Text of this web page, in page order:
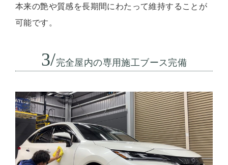
本来の艶や質感を長期間にわたって維持することが
可能です。
3/完全屋内の専用施工ブース完備